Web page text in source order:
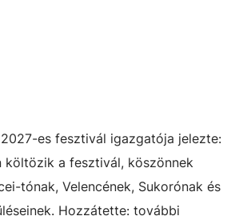
es fesztivál igazgatója jelezte:
költözik a fesztivál, köszönnek
tónak, Velencének, Sukorónak és
Hozzátette: további